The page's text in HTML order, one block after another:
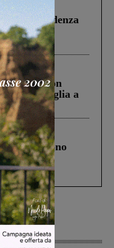
la scadenza
“Un
Castiglion
ucciso la figlia a
cui morirono
il
fra tir....